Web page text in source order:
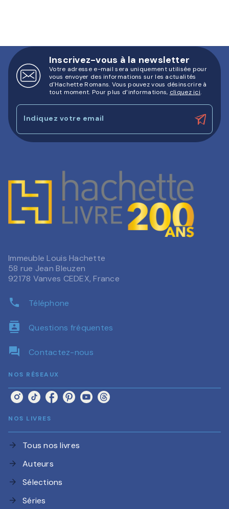
Inscrivez-vous à la newsletter
Votre adresse e-mail sera uniquement utilisée pour
vous envoyer des informations sur les actualités
d'Hachette Romans. Vous pouvez vous désinscrire à
tout moment. Pour plus d’informations, cliquez ici.
Indiquez votre email
Immeuble Louis Hachette
58 rue Jean Bleuzen
92178 Vanves CEDEX, France
phone Téléphone
contacts Questions fréquentes
question_answer Contactez-nous
NOS RÉSEAUX
NOS LIVRES
arrow_forward Tous nos livres
arrow_forward Auteurs
arrow_forward Sélections
arrow_forward Séries